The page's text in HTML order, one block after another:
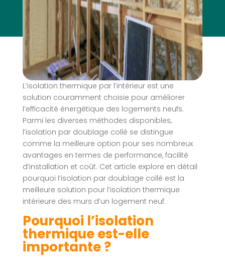
L’isolation thermique par l’intérieur est une
solution couramment choisie pour améliorer
l’efficacité énergétique des logements neufs.
Parmi les diverses méthodes disponibles,
l’isolation par doublage collé se distingue
comme la meilleure option pour ses nombreux
avantages en termes de performance, facilité
d’installation et coût. Cet article explore en détail
pourquoi l’isolation par doublage collé est la
meilleure solution pour l’isolation thermique
intérieure des murs d’un logement neuf.
Pourquoi l’isolation
thermique est-elle
importante ?